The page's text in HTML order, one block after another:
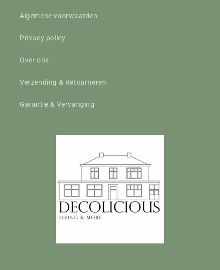
Algemene voorwaarden
Privacy policy
Over ons
Verzending & Retourneren
Garantie & Vervanging